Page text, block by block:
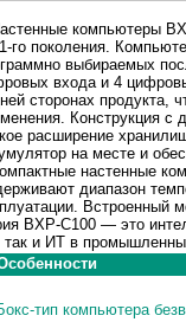
компьютеры
го поколения.
выбираемых
входа и 4
сторонах продукта,
Конструкция
расширение
на месте и
настенные
диапазон
Встроенный
BXP-C100 — это
так и ИТ в
тип компьютера